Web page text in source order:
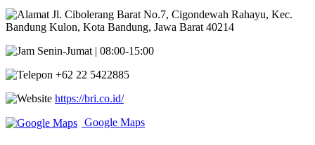
Jl. Cibolerang Barat No.7, Cigondewah Rahayu, Kec.
Bandung Kulon, Kota Bandung, Jawa Barat 40214
Senin-Jumat | 08:00-15:00
+62 22 5422885
https://bri.co.id/
Google Maps